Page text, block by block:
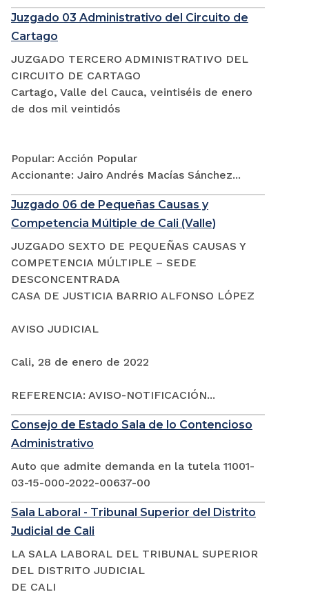
Juzgado 03 Administrativo del Circuito de
Cartago
JUZGADO TERCERO ADMINISTRATIVO DEL
CIRCUITO DE CARTAGO
Cartago, Valle del Cauca, veintiséis de enero
de dos mil veintidós
Popular: Acción Popular
Accionante: Jairo Andrés Macías Sánchez...
Juzgado 06 de Pequeñas Causas y
Competencia Múltiple de Cali (Valle)
JUZGADO SEXTO DE PEQUEÑAS CAUSAS Y
COMPETENCIA MÚLTIPLE – SEDE
DESCONCENTRADA
CASA DE JUSTICIA BARRIO ALFONSO LÓPEZ
AVISO JUDICIAL
Cali, 28 de enero de 2022
REFERENCIA: AVISO-NOTIFICACIÓN...
Consejo de Estado Sala de lo Contencioso
Administrativo
Auto que admite demanda en la tutela 11001-
03-15-000-2022-00637-00
Sala Laboral - Tribunal Superior del Distrito
Judicial de Cali
LA SALA LABORAL DEL TRIBUNAL SUPERIOR
DEL DISTRITO JUDICIAL
DE CALI